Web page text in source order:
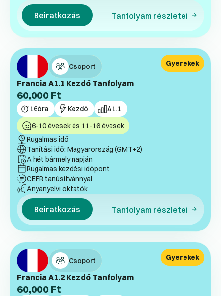
Beiratkozás Tanfolyam részletei
Csoport
Francia A1.1 Kezdő Tanfolyam
60,000 Ft
16óra Kezdő A1.1
Gyerekek
6-10 évesek és 11-16 évesek
Rugalmas idő
Tanítási idő: Magyarország (GMT+2)
A hét bármely napján
Rugalmas kezdési időpont
CEFR tanúsítvánnyal
Anyanyelvi oktatók
Beiratkozás Tanfolyam részletei
Csoport
Francia A1.2 Kezdő Tanfolyam
60,000 Ft
Gyerekek